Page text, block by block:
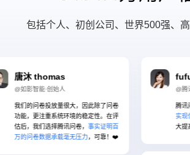
包括个人、初创公司、世界500强、高
thomas
影智能·创始人
的问卷投放量很大，因此除了问卷
，更注重系统环境的稳定性。在评
，我们选择腾讯问卷，事实证明百
问卷数据承载毫无压力，可靠！❤
fufu
@腾讯广告·
腾讯问卷采
实现信息的
大提高了我